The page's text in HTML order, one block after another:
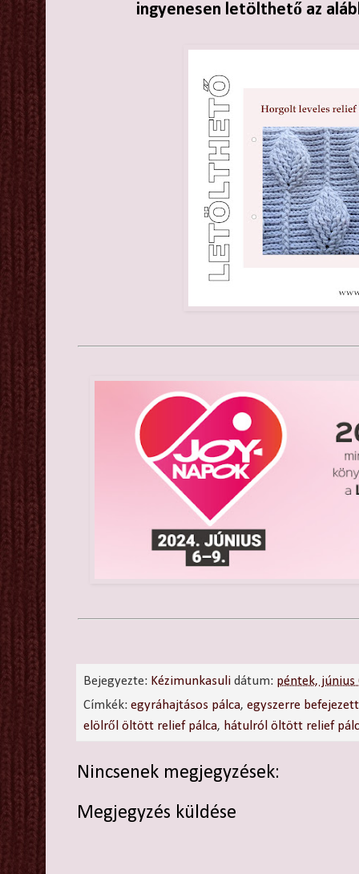
ingyenesen letölthető az
Bejegyezte: Kézimunkasuli dátum: péntek, június
Címkék:egyráhajtásos pálca,egyszerre
elölről öltött relief pálca, hátulról öltött relief
Nincsenek megjegyzések:
Megjegyzés küldése